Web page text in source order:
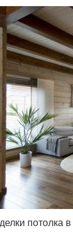
потолка